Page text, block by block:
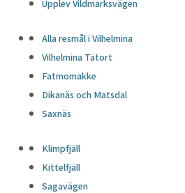
Upplev Vildmarksvägen
Alla resmål i Vilhelmina
Vilhelmina Tätort
Fatmomakke
Dikanäs och Matsdal
Saxnäs
Klimpfjäll
Kittelfjäll
Sagavägen